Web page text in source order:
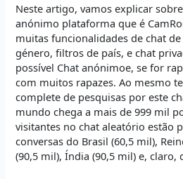
Neste artigo, vamos explicar
anónimo plataforma que é
muitas funcionalidades de chat
género, filtros de país, e chat
possível Chat anónimoe, se for
com muitos rapazes. Ao mesmo
complete de pesquisas por este
mundo chega a mais de 999 mil
visitantes no chat aleatório estão
conversas do Brasil (60,5 mil),
(90,5 mil), Índia (90,5 mil) e, claro,